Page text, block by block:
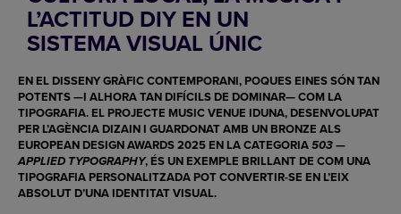
L’ACTITUD DIY EN UN
SISTEMA VISUAL ÚNIC
EN EL DISSENY GRÀFIC CONTEMPORANI, POQUES EINES SÓN TAN
POTENTS —I ALHORA TAN DIFÍCILS DE DOMINAR— COM LA
TIPOGRAFIA. EL PROJECTE MUSIC VENUE IDUNA, DESENVOLUPAT
PER L’AGÈNCIA DIZAIN I GUARDONAT AMB UN BRONZE ALS
EUROPEAN DESIGN AWARDS 2025 EN LA CATEGORIA503 —
APPLIED TYPOGRAPHY, ÉS UN EXEMPLE BRILLANT DE COM UNA
TIPOGRAFIA PERSONALITZADA POT CONVERTIR-SE EN L’EIX
ABSOLUT D’UNA IDENTITAT VISUAL.